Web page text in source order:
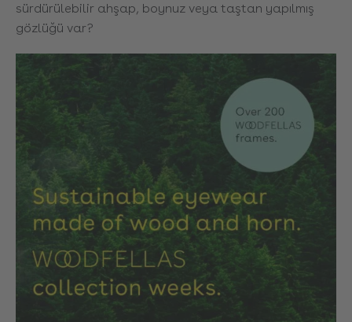
sürdürülebilir ahşap, boynuz veya taştan yapılmış
gözlüğü var?